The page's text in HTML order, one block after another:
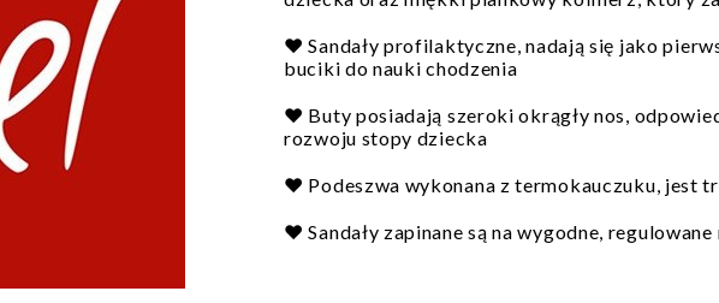
❤️ Sandały profilaktyczne, nadają się jako
buciki do nauki chodzenia
❤️ Buty posiadają szeroki okrągły nos,
rozwoju stopy dziecka
❤️ Podeszwa wykonana z termokauczuku, jest
❤️ Sandały zapinane są na wygodne, regulowane